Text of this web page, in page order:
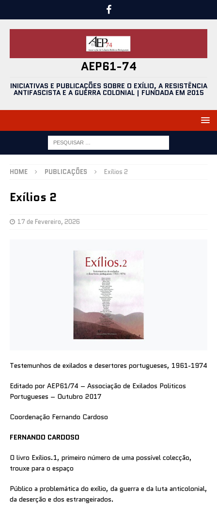
AEP61-74
INICIATIVAS E PUBLICAÇÕES SOBRE O EXÍLIO, A RESISTÊNCIA
ANTIFASCISTA E A GUERRA COLONIAL | FUNDADA EM 2015
HOME PUBLICAÇÕES Exílios 2
Exílios 2
17 de Fevereiro, 2026
Testemunhos de exilados e desertores portugueses, 1961-1974
Editado por AEP61/74 – Associação de Exilados Politicos
Portugueses – Outubro 2017
Coordenação Fernando Cardoso
FERNANDO CARDOSO
O livro Exílios.1, primeiro número de uma possível colecção,
trouxe para o espaço
Público a problemática do exílio, da guerra e da luta anticolonial,
da deserção e dos estrangeirados.